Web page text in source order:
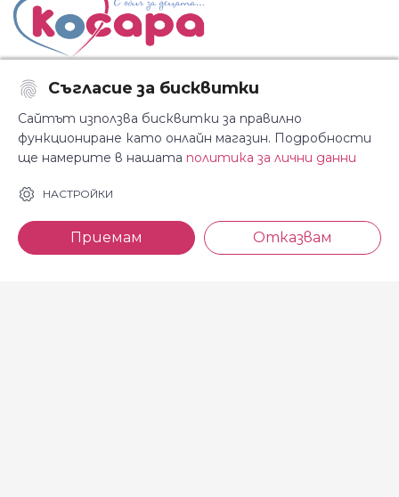
Последвайте ни:
За Косара
За нас
Магазини
Общи условия
Декларация за
поверителност
Съгласие за бисквитки
Сайтът използва бисквитки за правилно
функциониране като онлайн магазин. Подробности
ще намерите в нашата политика за лични данни
НАСТРОЙКИ
Приемам Отказвам